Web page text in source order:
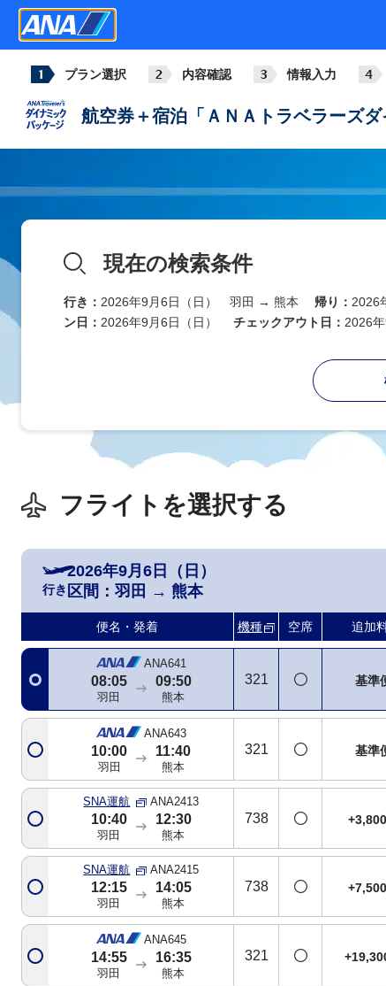
プラン選択 内容確認 情報入力
航空券＋宿泊「ＡＮＡトラベラーズ
現在の検索条件
行き： 2026年9月6日（日） 羽田 → 熊本 帰り： 2026
ン日： 2026年9月6日（日） チェックアウト日： 2026年
フライトを選択する
行き
2026年9月6日（日）
区間： 羽田 → 熊本
便名・発着 機種 空席 追加
SNA運航 ANA2411
07:15
羽田
09:00 738 基準
ANA641
08:05
羽田
09:50
熊本
321 基準
ANA643
10:00
羽田
11:40
熊本
321 基準
SNA運航 ANA2413
10:40
羽田
12:30
熊本
738
SNA運航 ANA2415
12:15
羽田
14:05
熊本
738
ANA645
14:55
羽田
16:35
熊本
321